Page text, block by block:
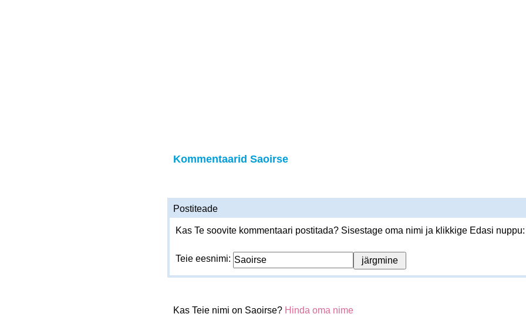
Kommentaarid Saoirse
Postiteade
Kas Te soovite kommentaari postitada? Sisestage oma nimi ja klikkige Edasi nuppu:
Teie eesnimi:
Kas Teie nimi on Saoirse? Hinda oma nime